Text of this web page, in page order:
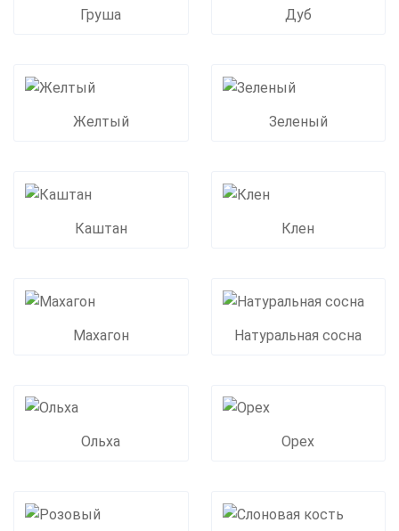
Груша Дуб
Желтый Зеленый
Каштан Клен
Махагон Натуральная сосна
Ольха Орех